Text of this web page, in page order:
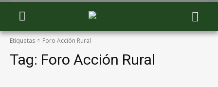
Etiquetas Foro Acción Rural
Tag: Foro Acción Rural